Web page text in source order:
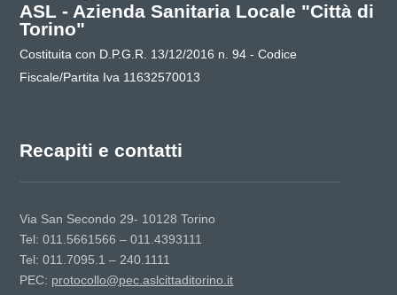
ASL - Azienda Sanitaria Locale "Città di
Torino"
Costituita con D.P.G.R. 13/12/2016 n. 94 - Codice
Fiscale/Partita Iva 11632570013
Recapiti e contatti
Via San Secondo 29- 10128 Torino
Tel: 011.5661566 – 011.4393111
Tel: 011.7095.1 – 240.1111
PEC: protocollo@pec.aslcittaditorino.it